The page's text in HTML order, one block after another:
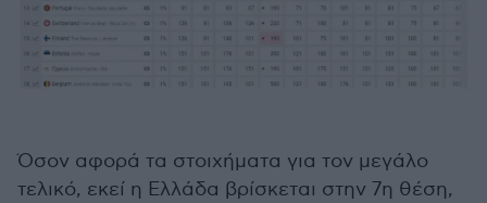
Όσον αφορά τα στοιχήματα για τον μεγάλο
τελικό, εκεί η Ελλάδα βρίσκεται στην 7η θέση,